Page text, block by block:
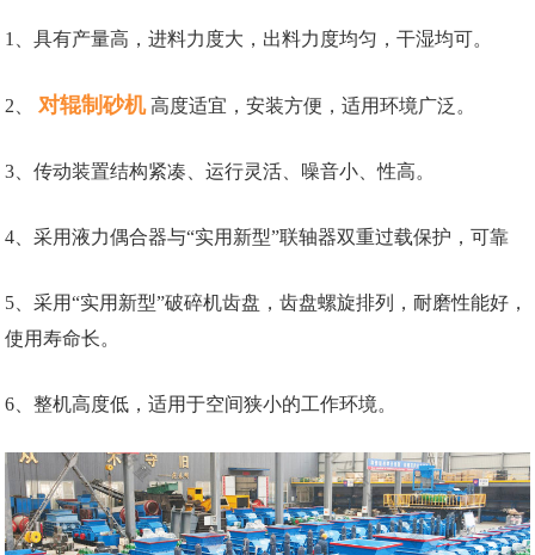
1、具有产量高，进料力度大，出料力度均匀，干湿均可。
2、 对辊制砂机 高度适宜，安装方便，适用环境广泛。
3、传动装置结构紧凑、运行灵活、噪音小、性高。
4、采用液力偶合器与“实用新型”联轴器双重过载保护，可靠
5、采用“实用新型”破碎机齿盘，齿盘螺旋排列，耐磨性能好，
使用寿命长。
6、整机高度低，适用于空间狭小的工作环境。